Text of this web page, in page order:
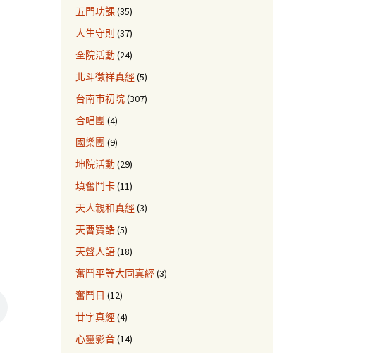
五門功課(35)
人生守則 (37)
全院活動(24)
北斗徵祥真經(5)
台南市初院(307)
合唱團 (4)
國樂團 (9)
坤院活動(29)
填奮鬥卡(11)
天人親和真經(3)
天曹寶誥(5)
天聲人語(18)
奮鬥平等大同真經(3)
奮鬥日 (12)
廿字真經(4)
心靈影音(14)